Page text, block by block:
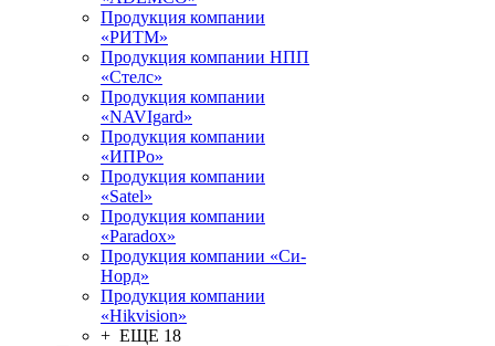
Продукция компании
«РИТМ»
Продукция компании НПП
«Стелс»
Продукция компании
«NAVIgard»
Продукция компании
«ИПРо»
Продукция компании
«Satel»
Продукция компании
«Paradox»
Продукция компании «Си-
Норд»
Продукция компании
«Hikvision»
+ ЕЩЕ 18